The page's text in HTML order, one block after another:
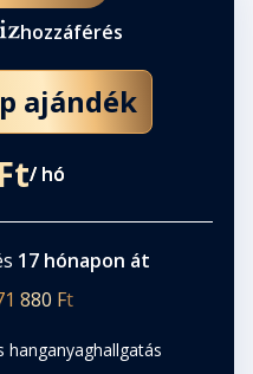
hozzáférés
ajándék
/ hó
17 hónapon át
880 Ft
hanganyaghallgatás